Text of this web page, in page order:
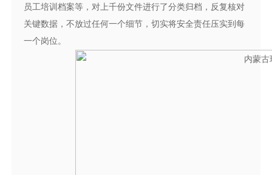
员工培训档案等，对上千份文件进行了分类归档，反复核对
关键数据，不放过任何一个细节，切实将安全责任压实到每
一个岗位。